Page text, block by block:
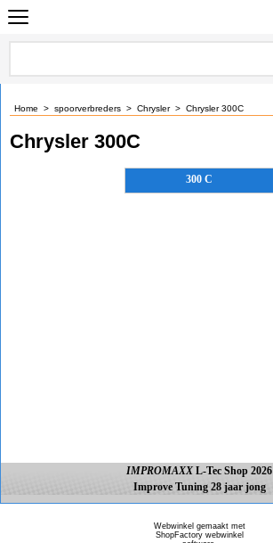
Home > spoorverbreders > Chrysler> Chrysler 300C
Chrysler 300C
300 C
IMPROMAXX L-Tec Shop 2026
Improve Tuning 28 jaar jong
Webwinkel gemaakt met
ShopFactory webwinkel